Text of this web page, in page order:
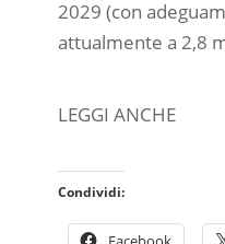
2029 (con
attualmente a 2,8
LEGGI ANCHE
Condividi: